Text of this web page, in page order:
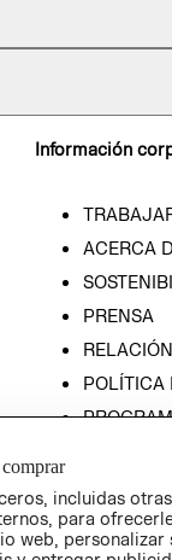
Información
ACERCA
PRENSA
POLÍTICA
ÉTICA
incluidas otras
para
web, personalizar